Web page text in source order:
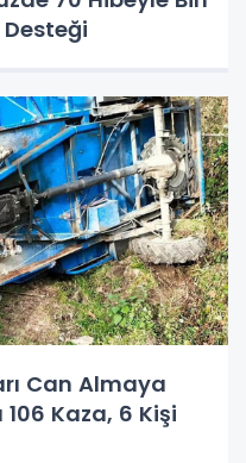
Can Almaya
Kaza, 6 Kişi